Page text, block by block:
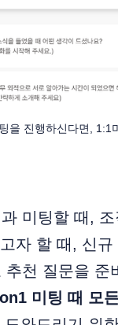
을 진행하신다면,
미팅할 때,
자 할 때, 신
천 질문을 준
미팅 때 모